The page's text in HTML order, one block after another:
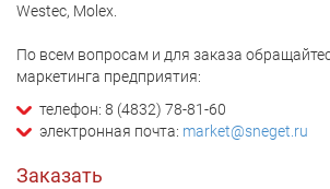
Westec, Molex.
По всем вопросам и для заказа
маркетинга предприятия:
телефон: 8 (4832) 78-81-60
электронная почта: market@sneget.ru
Заказать